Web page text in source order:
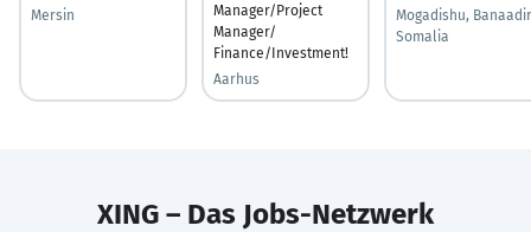
Mersin
Manager/Project
Manager/
Finance/Investment!
Aarhus
Mogadishu,
Somalia
XING – Das Jobs-Netzwerk